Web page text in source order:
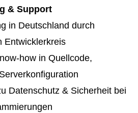
& Support
in Deutschland durch
Entwicklerkreis
how in Quellcode,
Datenschutz & Sicherheit bei